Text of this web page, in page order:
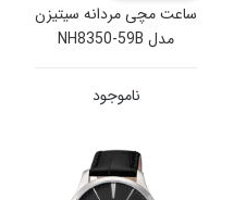
ساعت مچی مردانه سیتیزن
مدل NH8350-59B
ناموجود